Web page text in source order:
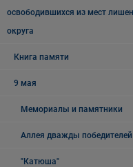
освободившихся из мест
округа
Книга памяти
9 мая
Мемориалы и памятники
Аллея дважды победителей
"Катюша"